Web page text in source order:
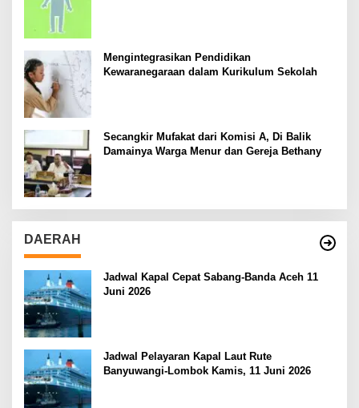
Mengintegrasikan Pendidikan
Kewaranegaraan dalam Kurikulum Sekolah
Secangkir Mufakat dari Komisi A, Di Balik
Damainya Warga Menur dan Gereja Bethany
DAERAH
Jadwal Kapal Cepat Sabang-Banda Aceh 11
Juni 2026
Jadwal Pelayaran Kapal Laut Rute
Banyuwangi-Lombok Kamis, 11 Juni 2026